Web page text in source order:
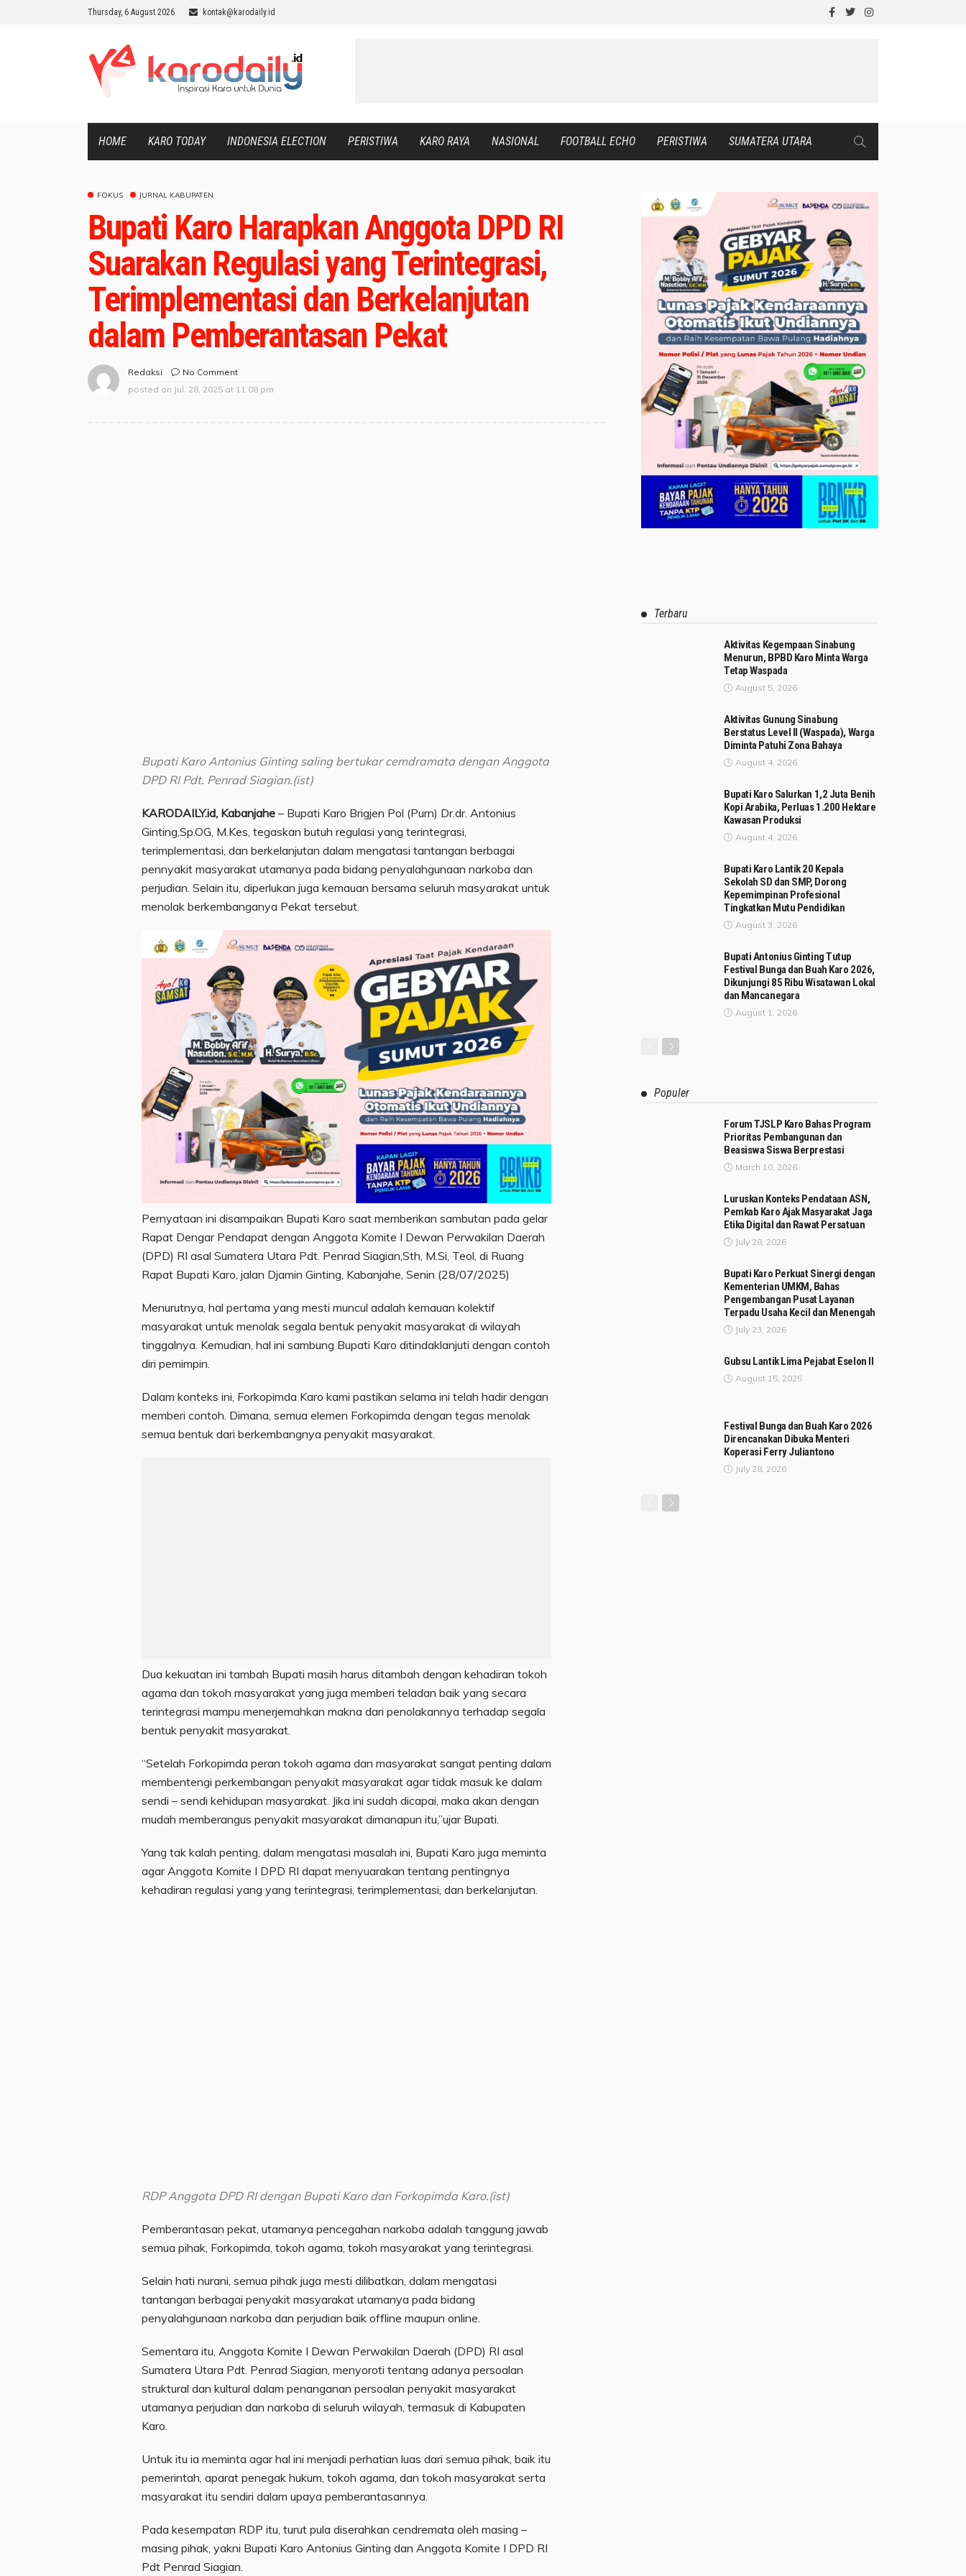
Thursday, 6 August 2026 kontak@karodaily.id
HOME KARO TODAY INDONESIA ELECTION PERISTIWA KARO RAYA NASIONAL FOOTBALL ECHO PERISTIWA SUMATERA UTARA
FOKUS JURNAL KABUPATEN
Bupati Karo Harapkan Anggota DPD RI
Suarakan Regulasi yang Terintegrasi,
Terimplementasi dan Berkelanjutan
dalam Pemberantasan Pekat
Redaksi
No Comment
posted on Jul. 28, 2025 at 11:08 pm
Bupati Karo Antonius Ginting saling bertukar cemdramata dengan Anggota
DPD RI Pdt. Penrad Siagian.(ist)
KARODAILY.id, Kabanjahe – Bupati Karo Brigjen Pol (Purn) Dr.dr. Antonius
Ginting,Sp.OG, M.Kes, tegaskan butuh regulasi yang terintegrasi,
terimplementasi, dan berkelanjutan dalam mengatasi tantangan berbagai
pennyakit masyarakat utamanya pada bidang penyalahgunaan narkoba dan
perjudian. Selain itu, diperlukan juga kemauan bersama seluruh masyarakat untuk
menolak berkembanganya Pekat tersebut.
Pernyataan ini disampaikan Bupati Karo saat memberikan sambutan pada gelar
Rapat Dengar Pendapat dengan Anggota Komite I Dewan Perwakilan Daerah
(DPD) RI asal Sumatera Utara Pdt. Penrad Siagian,Sth, M.Si, Teol, di Ruang
Rapat Bupati Karo, jalan Djamin Ginting, Kabanjahe, Senin (28/07/2025)
Menurutnya, hal pertama yang mesti muncul adalah kemauan kolektif
masyarakat untuk menolak segala bentuk penyakit masyarakat di wilayah
tinggalnya. Kemudian, hal ini sambung Bupati Karo ditindaklanjuti dengan contoh
diri pemimpin.
Dalam konteks ini, Forkopimda Karo kami pastikan selama ini telah hadir dengan
memberi contoh. Dimana, semua elemen Forkopimda dengan tegas menolak
semua bentuk dari berkembangnya penyakit masyarakat.
Dua kekuatan ini tambah Bupati masih harus ditambah dengan kehadiran tokoh
agama dan tokoh masyarakat yang juga memberi teladan baik yang secara
terintegrasi mampu menerjemahkan makna dari penolakannya terhadap segala
bentuk penyakit masyarakat.
“Setelah Forkopimda peran tokoh agama dan masyarakat sangat penting dalam
membentengi perkembangan penyakit masyarakat agar tidak masuk ke dalam
sendi – sendi kehidupan masyarakat. Jika ini sudah dicapai, maka akan dengan
mudah memberangus penyakit masyarakat dimanapun itu,”ujar Bupati.
Yang tak kalah penting, dalam mengatasi masalah ini, Bupati Karo juga meminta
agar Anggota Komite I DPD RI dapat menyuarakan tentang pentingnya
kehadiran regulasi yang yang terintegrasi, terimplementasi, dan berkelanjutan.
RDP Anggota DPD RI dengan Bupati Karo dan Forkopimda Karo.(ist)
Pemberantasan pekat, utamanya pencegahan narkoba adalah tanggung jawab
semua pihak, Forkopimda, tokoh agama, tokoh masyarakat yang terintegrasi.
Selain hati nurani, semua pihak juga mesti dilibatkan, dalam mengatasi
tantangan berbagai penyakit masyarakat utamanya pada bidang
penyalahgunaan narkoba dan perjudian baik offline maupun online.
Sementara itu, Anggota Komite I Dewan Perwakilan Daerah (DPD) RI asal
Sumatera Utara Pdt. Penrad Siagian, menyoroti tentang adanya persoalan
struktural dan kultural dalam penanganan persoalan penyakit masyarakat
utamanya perjudian dan narkoba di seluruh wilayah, termasuk di Kabupaten
Karo.
Untuk itu ia meminta agar hal ini menjadi perhatian luas dari semua pihak, baik itu
pemerintah, aparat penegak hukum, tokoh agama, dan tokoh masyarakat serta
masyarakat itu sendiri dalam upaya pemberantasannya.
Pada kesempatan RDP itu, turut pula diserahkan cendremata oleh masing –
masing pihak, yakni Bupati Karo Antonius Ginting dan Anggota Komite I DPD RI
Pdt Penrad Siagian.
Terbaru
Aktivitas Kegempaan Sinabung
Menurun, BPBD Karo Minta Warga
Tetap Waspada
August 5, 2026
Aktivitas Gunung Sinabung
Berstatus Level II (Waspada), Warga
Diminta Patuhi Zona Bahaya
August 4, 2026
Bupati Karo Salurkan 1,2 Juta Benih
Kopi Arabika, Perluas 1.200 Hektare
Kawasan Produksi
August 4, 2026
Bupati Karo Lantik 20 Kepala
Sekolah SD dan SMP, Dorong
Kepemimpinan Profesional
Tingkatkan Mutu Pendidikan
August 3, 2026
Bupati Antonius Ginting Tutup
Festival Bunga dan Buah Karo 2026,
Dikunjungi 85 Ribu Wisatawan Lokal
dan Mancanegara
August 1, 2026
Populer
Forum TJSLP Karo Bahas Program
Prioritas Pembangunan dan
Beasiswa Siswa Berprestasi
March 10, 2026
Luruskan Konteks Pendataan ASN,
Pemkab Karo Ajak Masyarakat Jaga
Etika Digital dan Rawat Persatuan
July 28, 2026
Bupati Karo Perkuat Sinergi dengan
Kementerian UMKM, Bahas
Pengembangan Pusat Layanan
Terpadu Usaha Kecil dan Menengah
July 23, 2026
Gubsu Lantik Lima Pejabat Eselon II
August 15, 2025
Festival Bunga dan Buah Karo 2026
Direncanakan Dibuka Menteri
Koperasi Ferry Juliantono
July 28, 2026